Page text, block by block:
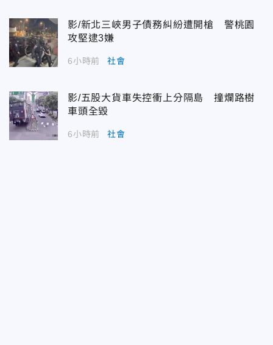
影/新北三峽男子債務糾紛遭開槍 警桃園
攻堅逮3嫌
6小時前 社會
影/五股大貨車失控衝上分隔島 撞爛路樹
車頭全毀
6小時前 社會